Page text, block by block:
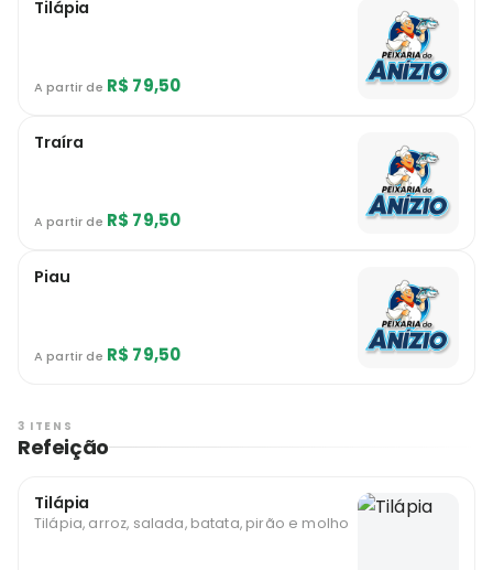
Tilápia
A partir de R$ 79,50
Traíra
A partir de R$ 79,50
Piau
A partir de R$ 79,50
3 ITENS
Refeição
Tilápia
Tilápia, arroz, salada, batata, pirão e molho